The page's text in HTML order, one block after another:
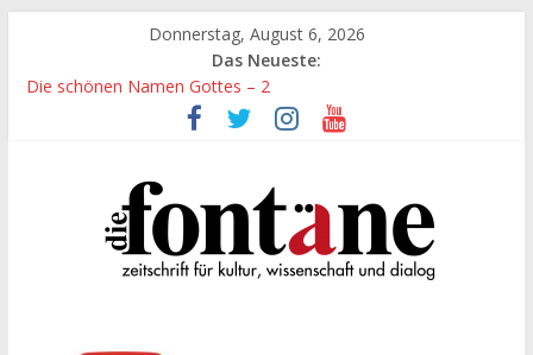
springen
Donnerstag, August 6, 2026
Das Neueste:
Die schönen Namen Gottes – 2
Werte, denen größte Sorgfalt entgegengebracht werden muss
Die schönen Namen Gottes
„Kind“ seiner Zeit sein
Die